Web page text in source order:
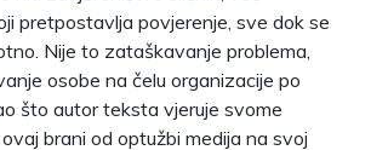
pretpostavlja povjerenje, sve dok se
Nije to zataškavanje problema,
osobe na čelu organizacije po
što autor teksta vjeruje svome
brani od optužbi medija na svoj